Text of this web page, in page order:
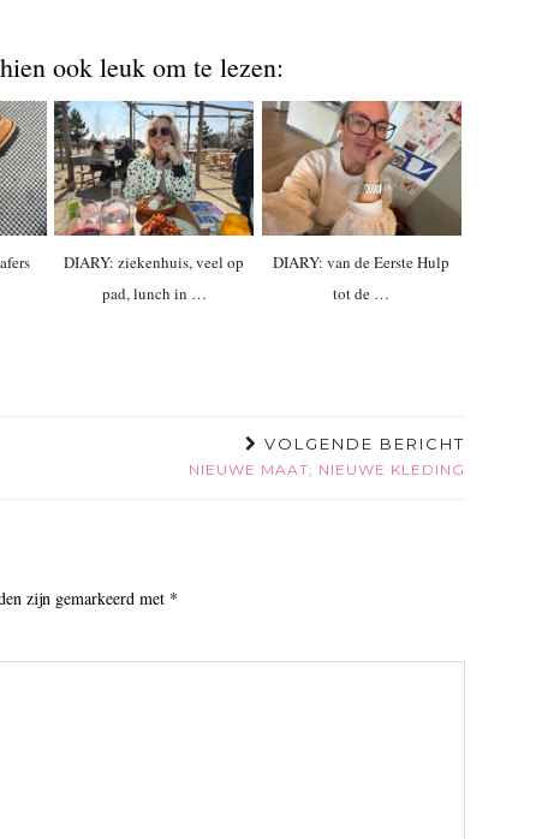
ook leuk om te lezen:
DIARY: ziekenhuis, veel op
pad, lunch in …
DIARY: van de Eerste Hulp
tot de …
VOLGENDE BERICHT
NIEUWE MAAT; NIEUWE KLEDING
zijn gemarkeerd met *